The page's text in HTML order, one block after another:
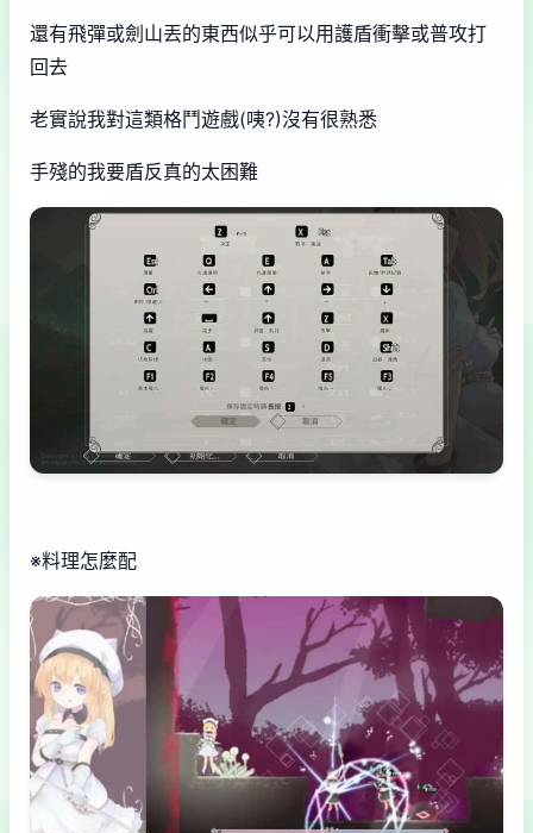
還有飛彈或劍山丟的東西似乎可以用護盾衝擊或普攻打
回去
老實說我對這類格鬥遊戲(咦?)沒有很熟悉
手殘的我要盾反真的太困難
※料理怎麼配